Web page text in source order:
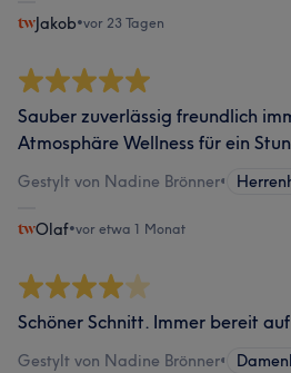
Jakob•vor 23 Tagen
Sauber zuverlässig freundlich
Atmosphäre Wellness für ein
Gestylt von Nadine Brönner•
Olaf•vor etwa 1 Monat
Schöner Schnitt. Immer bereit
Gestylt von Nadine Brönner•